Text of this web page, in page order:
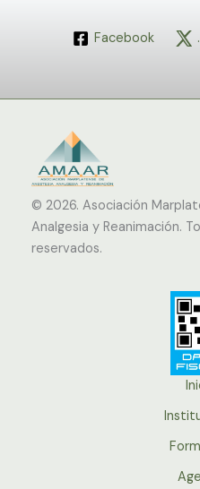
Facebook
© 2026. Asociación
Analgesia y Reanimación.
reservados.